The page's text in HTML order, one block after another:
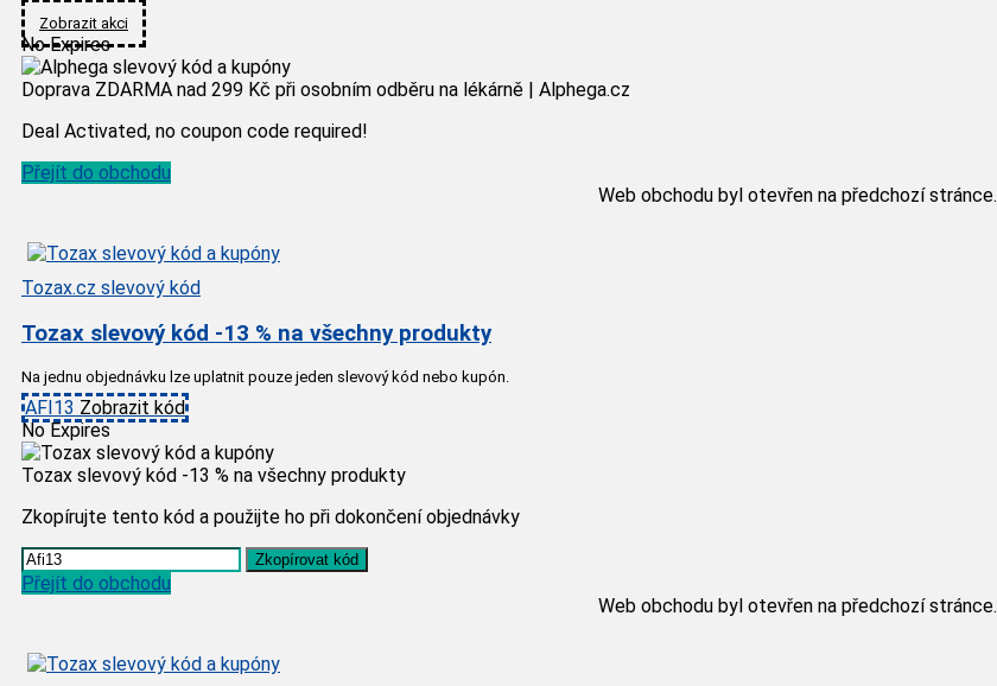
Zobrazit akci
No Expires
Doprava ZDARMA nad 299 Kč při osobním odběru na lékárně | Alphega.cz
Deal Activated, no coupon code required!
Přejít do obchodu
Web obchodu byl otevřen na předchozí stránce.
Tozax.cz slevový kód
Tozax slevový kód -13 % na všechny produkty
Na jednu objednávku lze uplatnit pouze jeden slevový kód nebo kupón.
AFI13 Zobrazit kód
No Expires
Tozax slevový kód -13 % na všechny produkty
Zkopírujte tento kód a použijte ho při dokončení objednávky
Zkopírovat kód
Přejít do obchodu
Web obchodu byl otevřen na předchozí stránce.